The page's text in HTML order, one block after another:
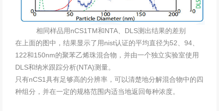
相同样品用nCS1TM和NTA、DLS测出结果的差别
在上面的图中，结果显示了用nist认证的平均直径为52、94、
122和150nm的聚苯乙烯珠混合物，并由一个独立实验室使用
DLS和纳米跟踪分析(NTA)测量。
只有nCS1具有足够高的分辨率，可以清楚地分解混合物中的四
种组分，并在一定的规格范围内适当地返回每种浓度。